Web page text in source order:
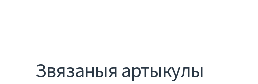
Звязаныя артыкулы